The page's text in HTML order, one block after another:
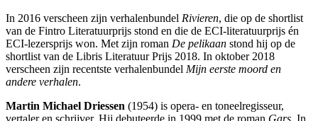
In 2016 verscheen zijn verhalenbundel Rivieren, die op de shortlist
van de Fintro Literatuurprijs stond en die de ECI-literatuurprijs én
ECI-lezersprijs won. Met zijn roman De pelikaan stond hij op de
shortlist van de Libris Literatuur Prijs 2018. In oktober 2018
verscheen zijn recentste verhalenbundel Mijn eerste moord en
andere verhalen.
Martin Michael Driessen (1954) is opera- en toneelregisseur,